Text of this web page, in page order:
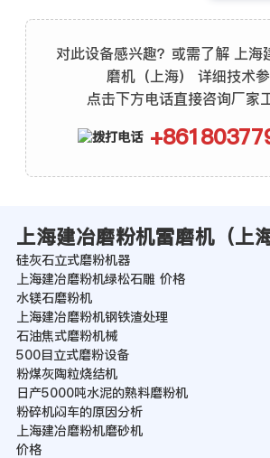
对此设备感兴趣？或需了解 上海
磨机（上海） 详细技术参
点击下方电话直接咨询厂家
上海建冶磨粉机雷磨机（上
硅灰石立式磨粉机器
上海建冶磨粉机绿松石雕 价格
水镁石磨粉机
上海建冶磨粉机钢铁渣处理
石油焦式磨粉机械
500目立式磨粉设备
粉煤灰陶粒烧结机
日产5000吨水泥的熟料磨粉机
粉碎机闷车的原因分析
上海建冶磨粉机磨砂机
价格